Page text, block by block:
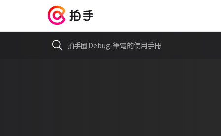
拍手圈Debug-筆電的使用手冊